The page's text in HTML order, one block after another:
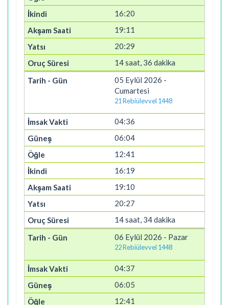
16:20
19:11
20:29
14 saat, 36 dakika
05 Eylül 2026 -
Cumartesi
21 Rebiülevvel 1448
04:36
06:04
12:41
16:19
19:10
20:27
14 saat, 34 dakika
06 Eylül 2026 - Pazar
22 Rebiülevvel 1448
04:37
06:05
12:41